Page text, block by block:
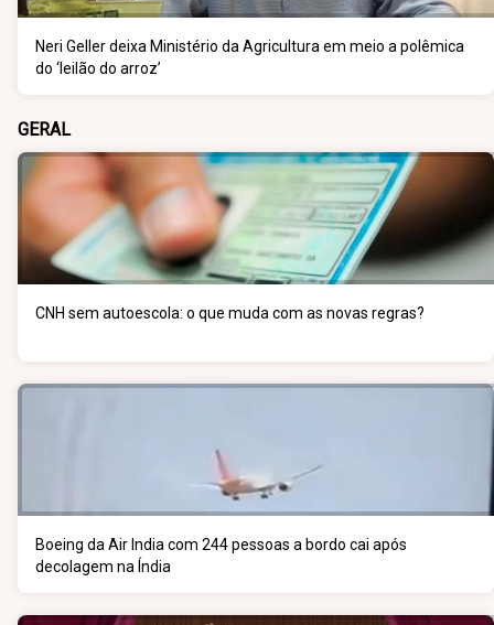
Neri Geller deixa Ministério da Agricultura em meio a polêmica
do ‘leilão do arroz’
GERAL
CNH sem autoescola: o que muda com as novas regras?
Boeing da Air India com 244 pessoas a bordo cai após
decolagem na Índia